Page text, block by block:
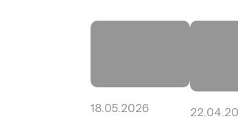
18.05.2026